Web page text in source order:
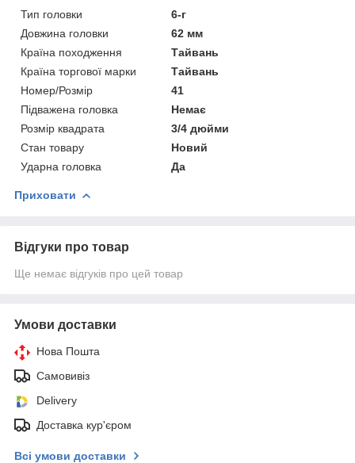
Тип головки
6-г
Довжина головки
62 мм
Країна походження
Тайвань
Країна торгової марки
Тайвань
Номер/Розмір
41
Підважена головка
Немає
Розмір квадрата
3/4 дюйми
Стан товару
Новий
Ударна головка
Да
Приховати
Відгуки про товар
Ще немає відгуків про цей товар
Умови доставки
Нова Пошта
Самовивіз
Delivery
Доставка кур'єром
Всі умови доставки